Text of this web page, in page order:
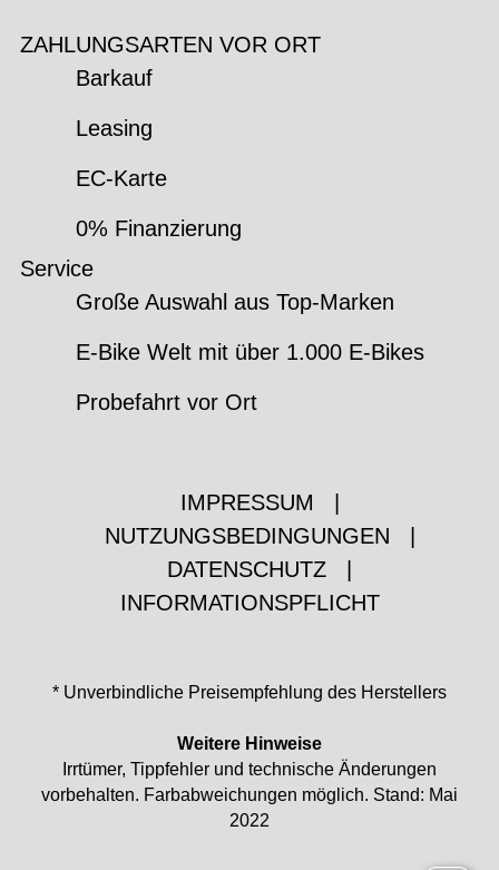
ZAHLUNGSARTEN VOR ORT
Barkauf
Leasing
EC-Karte
0% Finanzierung
Service
Große Auswahl aus Top-Marken
E-Bike Welt mit über 1.000 E-Bikes
Probefahrt vor Ort
IMPRESSUM
NUTZUNGSBEDINGUNGEN
DATENSCHUTZ
INFORMATIONSPFLICHT
* Unverbindliche Preisempfehlung des Herstellers
Weitere Hinweise
Irrtümer, Tippfehler und technische Änderungen
vorbehalten. Farbabweichungen möglich. Stand: Mai
2022